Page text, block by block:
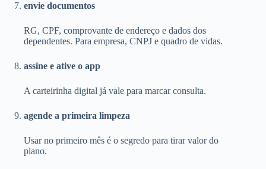
envie documentos
RG, CPF, comprovante de endereço e dados dos
dependentes. Para empresa, CNPJ e quadro de vidas.
assine e ative o app
A carteirinha digital já vale para marcar consulta.
agende a primeira limpeza
Usar no primeiro mês é o segredo para tirar valor do
plano.